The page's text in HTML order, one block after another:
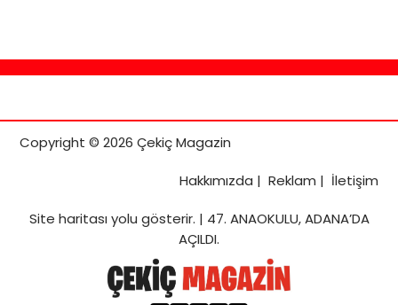
Copyright © 2026 Çekiç Magazin
Hakkımızda | Reklam | İletişim
Site haritasıyolu gösterir. | 47. ANAOKULU, ADANA’DA
AÇILDI.